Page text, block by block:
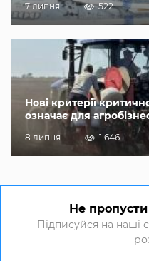
7 липня 522
Нові критерії
означає для
8 липня 1 646
Не
Підписуйся на наші